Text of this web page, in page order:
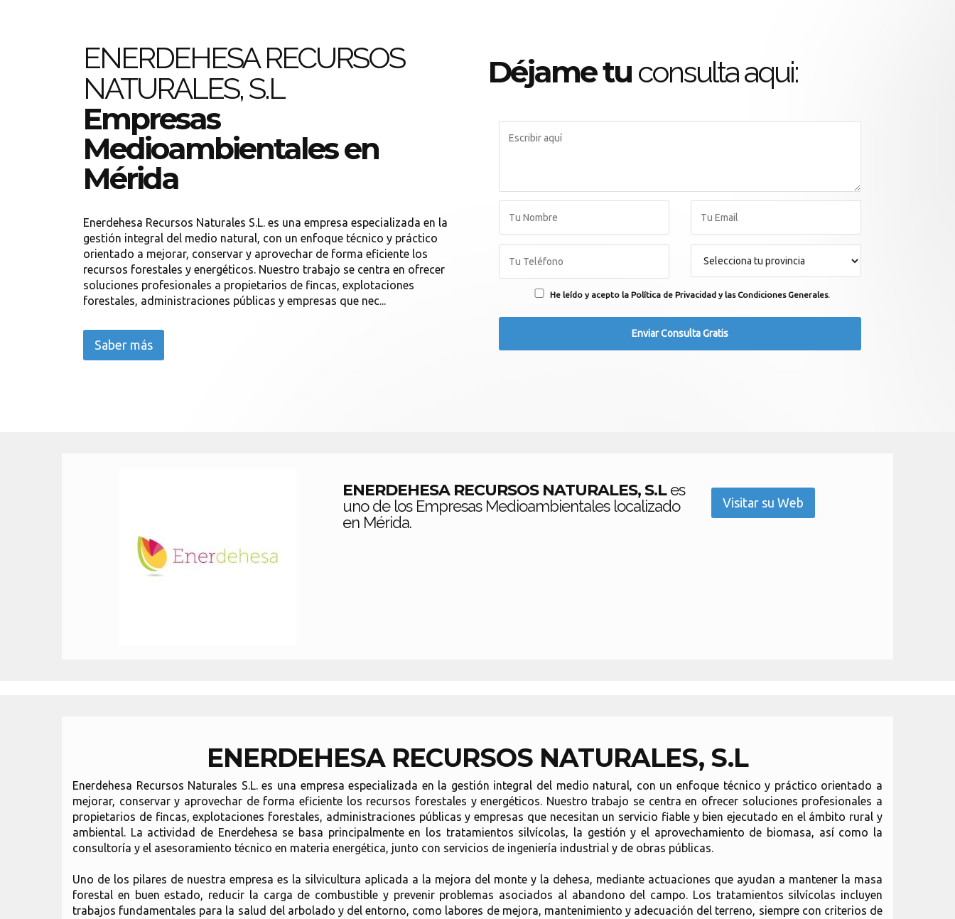
ENERDEHESA RECURSOS
NATURALES, S.L
Empresas
Medioambientales en
Mérida
Enerdehesa Recursos Naturales S.L. es una empresa especializada en la
gestión integral del medio natural, con un enfoque técnico y práctico
orientado a mejorar, conservar y aprovechar de forma eficiente los
recursos forestales y energéticos. Nuestro trabajo se centra en ofrecer
soluciones profesionales a propietarios de fincas, explotaciones
forestales, administraciones públicas y empresas que nec...
Saber más
Déjame tu consulta aqui:
He leído y acepto la Política de Privacidad y las Condiciones Generales.
ENERDEHESA RECURSOS NATURALES, S.Les
uno de los Empresas Medioambientales localizado
en Mérida.
Visitar su Web
ENERDEHESA RECURSOS NATURALES, S.L
Enerdehesa Recursos Naturales S.L. es una empresa especializada en la gestión integral del medio natural, con un enfoque técnico y práctico orientado a
mejorar, conservar y aprovechar de forma eficiente los recursos forestales y energéticos. Nuestro trabajo se centra en ofrecer soluciones profesionales a
propietarios de fincas, explotaciones forestales, administraciones públicas y empresas que necesitan un servicio fiable y bien ejecutado en el ámbito rural y
ambiental. La actividad de Enerdehesa se basa principalmente en los tratamientos silvícolas, la gestión y el aprovechamiento de biomasa, así como la
consultoría y el asesoramiento técnico en materia energética, junto con servicios de ingeniería industrial y de obras públicas.
Uno de los pilares de nuestra empresa es la silvicultura aplicada a la mejora del monte y la dehesa, mediante actuaciones que ayudan a mantener la masa
forestal en buen estado, reducir la carga de combustible y prevenir problemas asociados al abandono del campo. Los tratamientos silvícolas incluyen
trabajos fundamentales para la salud del arbolado y del entorno, como labores de mejora, mantenimiento y adecuación del terreno, siempre con criterios de